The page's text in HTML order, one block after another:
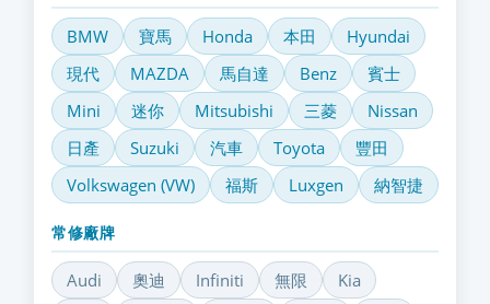
BMW 寶馬 Honda 本田
Hyundai
現代
MAZDA 馬自達 Benz
賓士
Mini
迷你 Mitsubishi 三菱
Nissan
日產
Suzuki 汽車 Toyota
豐田
Volkswagen (VW)
福斯 Luxgen 納智捷
常修廠牌
Audi 奧迪 Infiniti 無限
Kia